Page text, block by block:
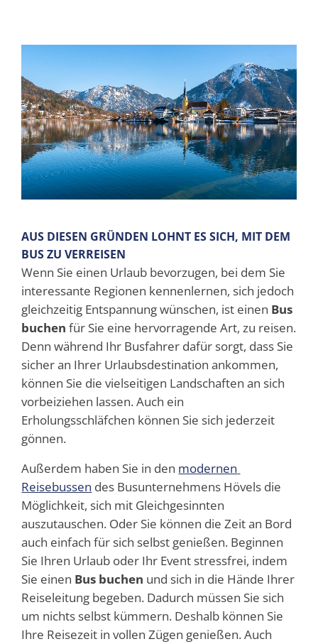
AUS DIESEN GRÜNDEN LOHNT ES SICH, MIT DEM
BUS ZU VERREISEN
Wenn Sie einen Urlaub bevorzugen, bei dem Sie
interessante Regionen kennenlernen, sich jedoch
gleichzeitig Entspannung wünschen, ist einen Bus
buchen für Sie eine hervorragende Art, zu reisen.
Denn während Ihr Busfahrer dafür sorgt, dass Sie
sicher an Ihrer Urlaubsdestination ankommen,
können Sie die vielseitigen Landschaften an sich
vorbeiziehen lassen. Auch ein
Erholungsschläfchen können Sie sich jederzeit
gönnen.
Außerdem haben Sie in den modernen
Reisebussen des Busunternehmens Hövels die
Möglichkeit, sich mit Gleichgesinnten
auszutauschen. Oder Sie können die Zeit an Bord
auch einfach für sich selbst genießen. Beginnen
Sie Ihren Urlaub oder Ihr Event stressfrei, indem
Sie einen Bus buchen und sich in die Hände Ihrer
Reiseleitung begeben. Dadurch müssen Sie sich
um nichts selbst kümmern. Deshalb können Sie
Ihre Reisezeit in vollen Zügen genießen. Auch